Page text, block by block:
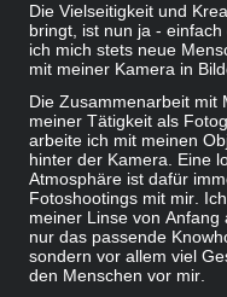
Die Vielseitigkeit und
bringt, ist nun ja -
ich mich stets neue
mit meiner Kamera in
Die Zusammenarbeit mit
meiner Tätigkeit als
arbeite ich mit meinen
hinter der Kamera. Eine
Atmosphäre ist dafür
Fotoshootings mit mir.
meiner Linse von
nur das passende
sondern vor allem viel
den Menschen vor mir.